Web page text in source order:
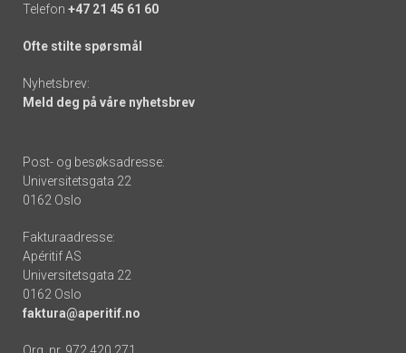
Telefon +47 21 45 61 60
Ofte stilte spørsmål
Nyhetsbrev:
Meld deg på våre nyhetsbrev
Post- og besøksadresse:
Universitetsgata 22
0162 Oslo
Fakturaadresse:
Apéritif AS
Universitetsgata 22
0162 Oslo
faktura@aperitif.no